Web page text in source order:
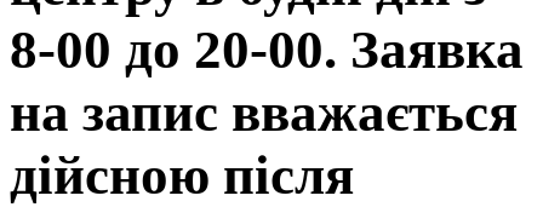
8-00 до 20-00. Заявка
на запис вважається
дійсною після